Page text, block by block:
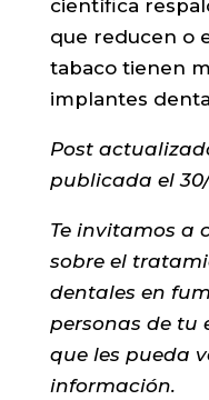
científica
que reducen o
tabaco tienen
implantes
Post
publicada el 30/
Te invitamos a
sobre el
dentales en
personas de tu
que les pueda
información.